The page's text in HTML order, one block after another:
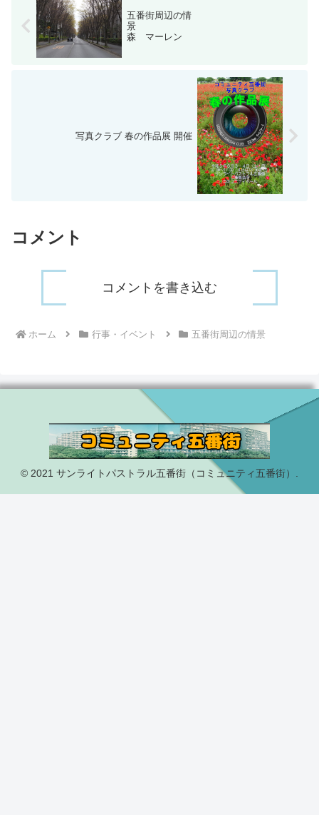
五番街周辺の情
景
森 マーレン
写真クラブ 春の作品展 開催
コメント
コメントを書き込む
ホーム 行事・イベント 五番街周辺の情景
© 2021 サンライトパストラル五番街（コミュニティ五番街）.